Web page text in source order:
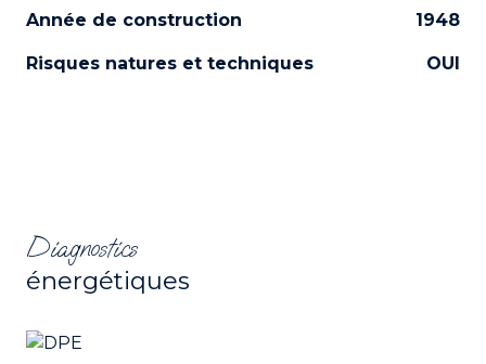
Année de construction 1948
Risques natures et techniques OUI
Diagnostics
énergétiques